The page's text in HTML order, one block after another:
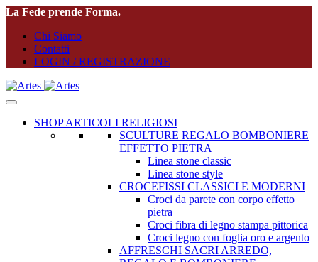
La Fede prende Forma.
Chi Siamo
Contatti
LOGIN / REGISTRAZIONE
SHOP ARTICOLI RELIGIOSI
SCULTURE REGALO BOMBONIERE
EFFETTO PIETRA
Linea stone classic
Linea stone style
CROCEFISSI CLASSICI E MODERNI
Croci da parete con corpo effetto
pietra
Croci fibra di legno stampa pittorica
Croci legno con foglia oro e argento
AFFRESCHI SACRI ARREDO,